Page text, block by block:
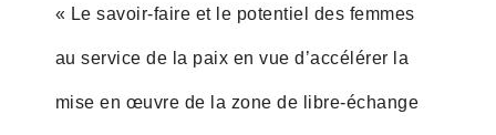
« Le savoir-faire et le potentiel des femmes
au service de la paix en vue d’accélérer la
mise en œuvre de la zone de libre-échange